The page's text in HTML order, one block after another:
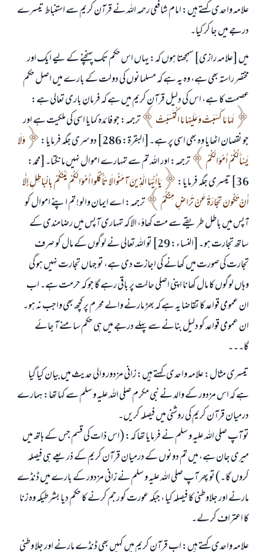
علامہ واحدی کہتے ہیں: امام شافعی رحمہ اللہ نے قرآن کریم سے استنباط تیسرے
درجے میں جا کر کیا۔
میں [علامہ رازی] سمجھتا ہوں کہ: یہاں اس حکم تک پہنچنے کے لیے ایک اور
مختصر راستہ بھی ہے، وہ یہ ہے کہ مسلمانوں کی دولت کے بارے میں اصل حکم
عصمت کا ہے، اس کی دلیل قرآن کریم میں ہے کہ فرمانِ باری تعالی ہے:
لَهَا مَا كَسَبَتْ وَعَلَيْهَا مَا ‌اكْتَسَبَتْ
ترجمہ: جو فائدہ کمایا اسی کی ملکیت ہے اور
جو نقصان اٹھایا وہ بھی اسی پر ہے۔[البقرۃ: 286] دوسری جگہ فرمایا:
وَلَا
يَسْأَلْكُمْ ‌أَمْوَالَكُمْ
ترجمہ: اور اللہ تم سے تمہارے اموال نہیں مانگتا۔[محمد:
36] تیسری جگہ فرمایا:
يَاأَيُّهَا الَّذِينَ آمَنُوا لَا تَأْكُلُوا ‌أَمْوَالَكُمْ بَيْنَكُمْ بِالْبَاطِلِ إِلَّا
أَنْ تَكُونَ تِجَارَةً عَنْ تَرَاضٍ مِنْكُمْ
ترجمہ: اے ایمان والو! تم اپنے اموال کو
آپس میں باطل طریقے سے مت کھاؤ، الا کہ تمہاری آپس میں رضامندی کے
ساتھ تجارت ہو۔[النساء: 29] تو اللہ تعالی نے لوگوں کے مال کو صرف
تجارت کی صورت میں کھانے کی اجازت دی ہے، تو جہاں تجارت نہیں ہو گی
وہاں لوگوں کا مال کھانا اپنی اصلی حالت پر باقی رہے گا جو کہ حرمت ہے۔ اب
ان عمومی قواعد کا تقاضا یہ ہے کہ بھڑ مارنے والے محرم پر کچھ بھی واجب نہ ہو۔
ان عمومی قواعد کو دلیل بنانے سے پہلے درجے میں ہی حکم سامنے آ جائے
گا۔۔۔
تیسری مثال: علامہ واحدی کہتے ہیں: زانی مزدور والی حدیث میں بیان کیا گیا
ہے کہ اس مزدور کے والد نے نبی مکرم صلی اللہ علیہ و سلم سے کہا تھا: ہمارے
درمیان قرآن کریم کی روشنی میں فیصلہ کریں۔
تو آپ صلی اللہ علیہ و سلم نے فرمایا تھا کہ: (اس ذات کی قسم جس کے ہاتھ میں
میری جان ہے، میں تم دونوں کے درمیان قرآن کریم کے ذریعے ہی فیصلہ
کروں گا۔) تو پھر آپ صلی اللہ علیہ و سلم نے زانی مزدور کے بارے میں ڈنڈے
مارنے اور جلاوطنی کا فیصلہ کیا ، جبکہ عورت کو رجم کرنے کا حکم دیا بشرطیکہ وہ زنا
کا اعتراف کر لے۔
علامہ واحدی کہتے ہیں: اب قرآن کریم میں کہیں بھی ڈنڈے مارنے اور جلا وطنی